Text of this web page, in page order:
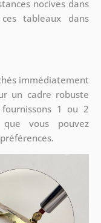
nocives dans
tableaux dans
immédiatement
un cadre robuste
1 ou 2
vous pouvez